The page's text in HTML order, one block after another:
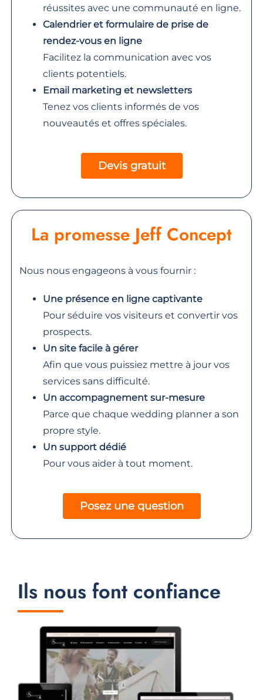
réussites avec une communauté en ligne.
Calendrier et formulaire de prise de
rendez-vous en ligne
Facilitez la communication avec vos
clients potentiels.
Email marketing et newsletters
Tenez vos clients informés de vos
nouveautés et offres spéciales.
Devis gratuit
La promesse Jeff Concept
Nous nous engageons à vous fournir :
Une présence en ligne captivante
Pour séduire vos visiteurs et convertir vos
prospects.
Un site facile à gérer
Afin que vous puissiez mettre à jour vos
services sans difficulté.
Un accompagnement sur-mesure
Parce que chaque wedding planner a son
propre style.
Un support dédié
Pour vous aider à tout moment.
Posez une question
Ils nous font confiance